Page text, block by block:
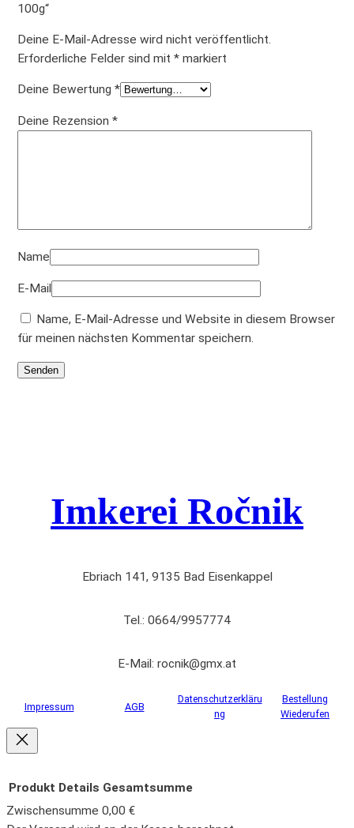
100g“
Deine E-Mail-Adresse wird nicht veröffentlicht.
Erforderliche Felder sind mit * markiert
Deine Bewertung *
Deine Rezension *
Name
E-Mail
Name, E-Mail-Adresse und Website in diesem Browser
für meinen nächsten Kommentar speichern.
Imkerei Ročnik
Ebriach 141, 9135 Bad Eisenkappel
Tel.: 0664/9957774
E-Mail: rocnik@gmx.at
Impressum AGB
Datenschutzerkläru
ng
Bestellung
Wiederufen
Produkt Details Gesamtsumme
Zwischensumme 0,00 €